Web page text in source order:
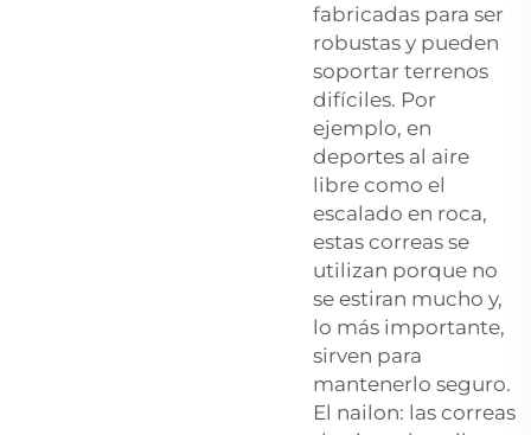
fabricadas para ser
robustas y pueden
soportar terrenos
difíciles. Por
ejemplo, en
deportes al aire
libre como el
escalado en roca,
estas correas se
utilizan porque no
se estiran mucho y,
lo más importante,
sirven para
mantenerlo seguro.
El nailon: las correas